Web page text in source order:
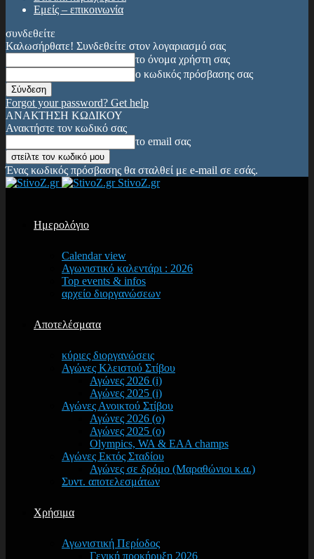
Εμείς – επικοινωνία
συνδεθείτε
Καλωσήρθατε! Συνδεθείτε στον λογαριασμό σας
το όνομα χρήστη σας
ο κωδικός πρόσβασης σας
Forgot your password? Get help
ΑΝΑΚΤΗΣΗ ΚΩΔΙΚΟΥ
Ανακτήστε τον κωδικό σας
το email σας
Ένας κωδικός πρόσβασης θα σταλθεί με e-mail σε εσάς.
StivoZ.gr
Ημερολόγιο
Calendar view
Αγωνιστικό καλεντάρι : 2026
Top events & infos
αρχείο διοργανώσεων
Αποτελέσματα
κύριες διοργανώσεις
Αγώνες Κλειστού Στίβου
Αγώνες 2026 (i)
Αγώνες 2025 (i)
Αγώνες Ανοικτού Στίβου
Αγώνες 2026 (o)
Αγώνες 2025 (o)
Olympics, WA & EAA champs
Αγώνες Εκτός Σταδίου
Αγώνες σε δρόμο (Μαραθώνιοι κ.α.)
Συντ. αποτελεσμάτων
Χρήσιμα
Αγωνιστική Περίοδος
Γενική προκήρυξη 2026